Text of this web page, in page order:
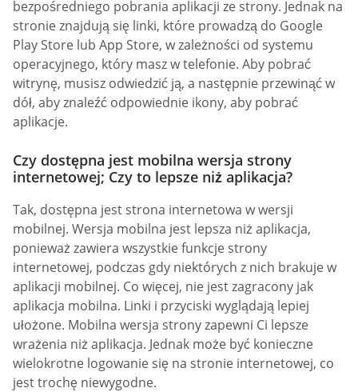
bezpośredniego pobrania aplikacji ze strony. Jednak na
stronie znajdują się linki, które prowadzą do Google
Play Store lub App Store, w zależności od systemu
operacyjnego, który masz w telefonie. Aby pobrać
witrynę, musisz odwiedzić ją, a następnie przewinąć w
dół, aby znaleźć odpowiednie ikony, aby pobrać
aplikacje.
Czy dostępna jest mobilna wersja strony
internetowej; Czy to lepsze niż aplikacja?
Tak, dostępna jest strona internetowa w wersji
mobilnej. Wersja mobilna jest lepsza niż aplikacja,
ponieważ zawiera wszystkie funkcje strony
internetowej, podczas gdy niektórych z nich brakuje w
aplikacji mobilnej. Co więcej, nie jest zagracony jak
aplikacja mobilna. Linki i przyciski wyglądają lepiej
ułożone. Mobilna wersja strony zapewni Ci lepsze
wrażenia niż aplikacja. Jednak może być konieczne
wielokrotne logowanie się na stronie internetowej, co
jest trochę niewygodne.